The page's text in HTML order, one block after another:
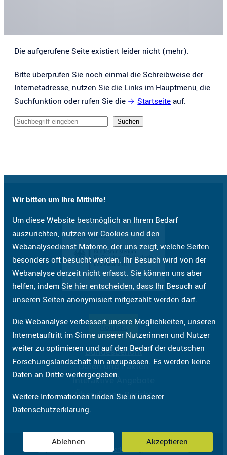
Wir bitten um Ihre Mithilfe!
Um diese Website bestmöglich an Ihrem Bedarf
auszurichten, nutzen wir Cookies und den
Webanalysedienst Matomo, der uns zeigt, welche Seiten
besonders oft besucht werden. Ihr Besuch wird von der
Webanalyse derzeit nicht erfasst. Sie können uns aber
helfen, indem Sie hier entscheiden, dass Ihr Besuch auf
unseren Seiten anonymisiert mitgezählt werden darf.
Die Webanalyse verbessert unsere Möglichkeiten, unseren
Internetauftritt im Sinne unserer Nutzerinnen und Nutzer
weiter zu optimieren und auf den Bedarf der deutschen
Forschungslandschaft hin anzupassen. Es werden keine
Daten an Dritte weitergegeben.
Weitere Informationen finden Sie in unserer
Datenschutzerklärung.
Ablehnen Akzeptieren
Die aufgerufene Seite existiert leider nicht (mehr).
Bitte überprüfen Sie noch einmal die Schreibweise der
Internetadresse, nutzen Sie die Links im Hauptmenü, die
Suchfunktion oder rufen Sie die
Startseiteauf.
Sucheingabe
Suchen
Kontakt
Bundesbericht
Daten und Fakten
Interaktive Angebote
Über diesen Bericht
ImpressumDatenschutzerklärungBarrierefreiheit